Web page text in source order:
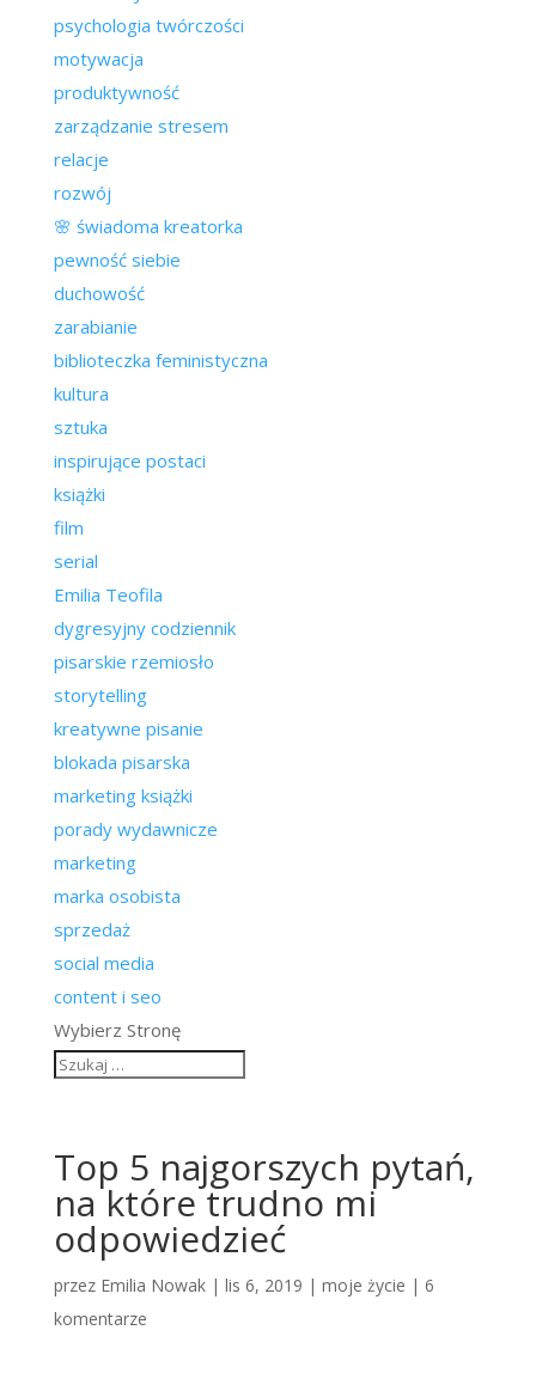
psychologia twórczości
motywacja
produktywność
zarządzanie stresem
relacje
rozwój
🌸 świadoma kreatorka
pewność siebie
duchowość
zarabianie
biblioteczka feministyczna
kultura
sztuka
inspirujące postaci
książki
film
serial
Emilia Teofila
dygresyjny codziennik
pisarskie rzemiosło
storytelling
kreatywne pisanie
blokada pisarska
marketing książki
porady wydawnicze
marketing
marka osobista
sprzedaż
social media
content i seo
Wybierz Stronę
Top 5 najgorszych pytań,
na które trudno mi
odpowiedzieć
przez Emilia Nowak| lis 6, 2019 | moje życie | 6
komentarze